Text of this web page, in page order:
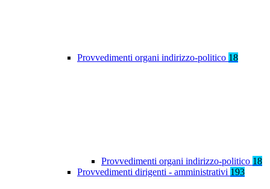
Provvedimenti organi indirizzo-politico 18
Provvedimenti organi indirizzo-politico 18
Provvedimenti dirigenti - amministrativi 193